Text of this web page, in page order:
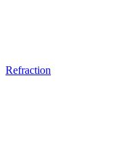
Refraction